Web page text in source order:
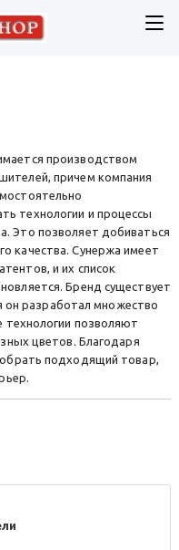
производством
причем компания
технологии и процессы
Это позволяет добиваться
качества. Сунержа имеет
и их список
Бренд существует
он разработал множество
позволяют
цветов. Благодаря
подходящий товар,